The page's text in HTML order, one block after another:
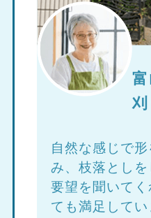
自然な感じで
み、枝落とし
要望を聞いて
ても満足してい